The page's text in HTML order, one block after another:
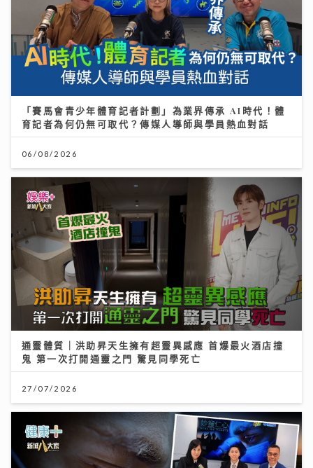
「賽馬會青少年體育記者計劃」為業界傳承 AI時代！體
育記者為何仍無可取代？傳媒人導師與學員熱血對話
06/08/2026
通靈體質｜洪助昇天生擁有超靈異感應 首爆最火酒店撞
鬼 第一次打開通靈之門 驚見同學死亡
27/07/2026